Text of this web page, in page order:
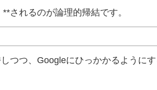
されるのが論理的帰結です。
つつ、Googleにひっかかるように